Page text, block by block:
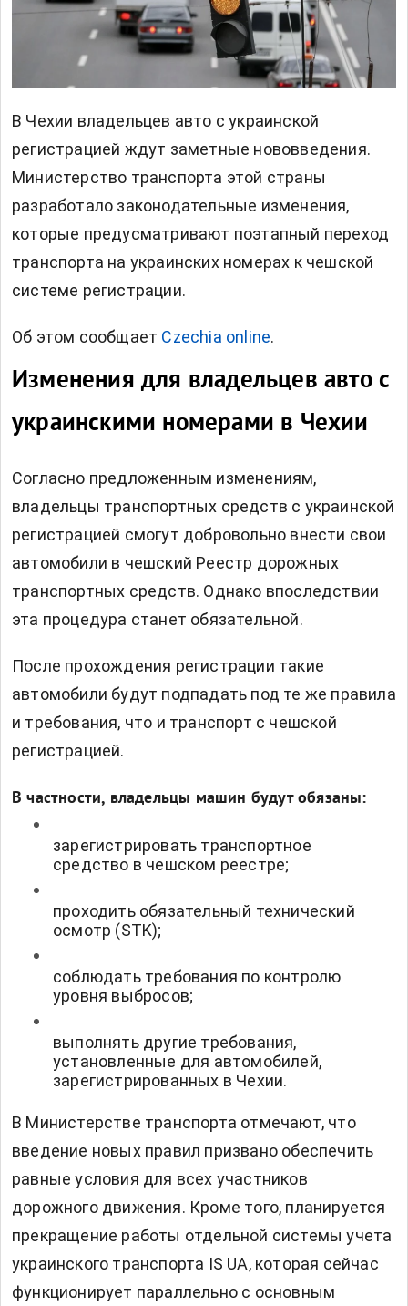
В Чехии владельцев авто с украинской
регистрацией ждут заметные нововведения.
Министерство транспорта этой страны
разработало законодательные изменения,
которые предусматривают поэтапный переход
транспорта на украинских номерах к чешской
системе регистрации.
Об этом сообщает Czechia online.
Изменения для владельцев авто с
украинскими номерами в Чехии
Согласно предложенным изменениям,
владельцы транспортных средств с украинской
регистрацией смогут добровольно внести свои
автомобили в чешский Реестр дорожных
транспортных средств. Однако впоследствии
эта процедура станет обязательной.
После прохождения регистрации такие
автомобили будут подпадать под те же правила
и требования, что и транспорт с чешской
регистрацией.
В частности, владельцы машин будут обязаны:
зарегистрировать транспортное
средство в чешском реестре;
проходить обязательный технический
осмотр (STK);
соблюдать требования по контролю
уровня выбросов;
выполнять другие требования,
установленные для автомобилей,
зарегистрированных в Чехии.
В Министерстве транспорта отмечают, что
введение новых правил призвано обеспечить
равные условия для всех участников
дорожного движения. Кроме того, планируется
прекращение работы отдельной системы учета
украинского транспорта IS UA, которая сейчас
функционирует параллельно с основным